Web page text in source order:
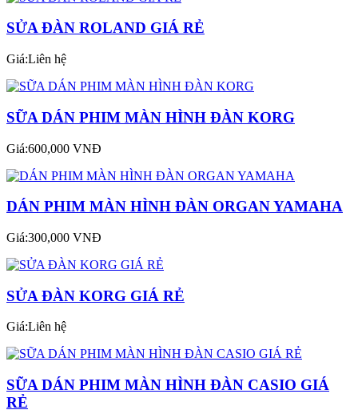
SỬA ĐÀN ROLAND GIÁ RẺ
Giá:Liên hệ
SỮA DÁN PHIM MÀN HÌNH ĐÀN KORG
Giá:600,000 VNĐ
DÁN PHIM MÀN HÌNH ĐÀN ORGAN YAMAHA
Giá:300,000 VNĐ
SỬA ĐÀN KORG GIÁ RẺ
Giá:Liên hệ
SỮA DÁN PHIM MÀN HÌNH ĐÀN CASIO GIÁ
RẺ